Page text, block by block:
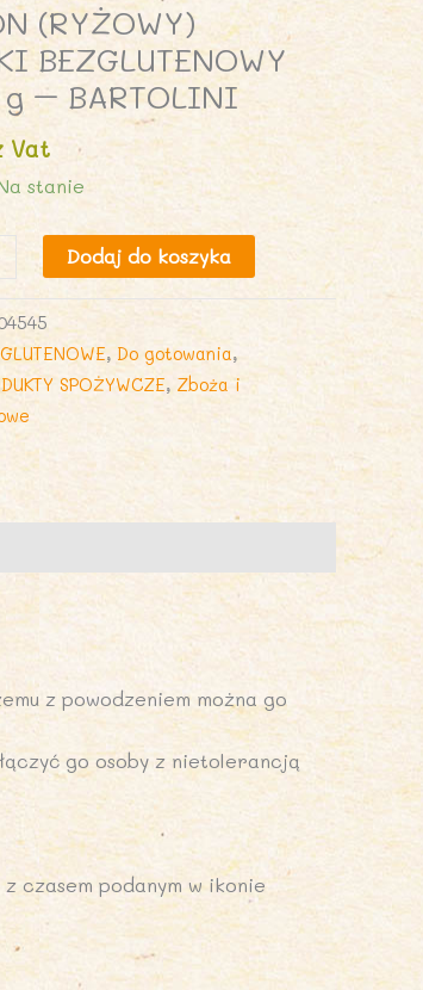
(RYŻOWY)
BEZGLUTENOWY
– BARTOLINI
Vat
stanie
Dodaj do koszyka
, Do gotowania,
SPOŻYWCZE, Zboża i
z powodzeniem można go
go osoby z nietolerancją
czasem podanym w ikonie